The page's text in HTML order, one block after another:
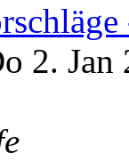
2. Jan